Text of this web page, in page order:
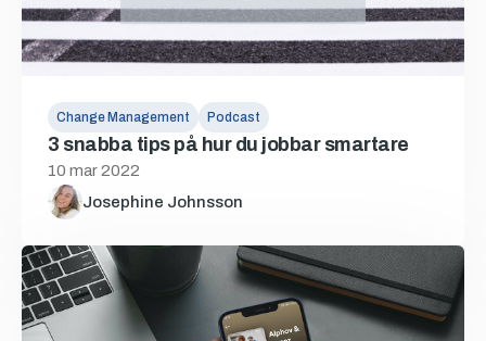
Change Management Podcast
3 snabba tips på hur du jobbar smartare
10 mar 2022
Josephine Johnsson